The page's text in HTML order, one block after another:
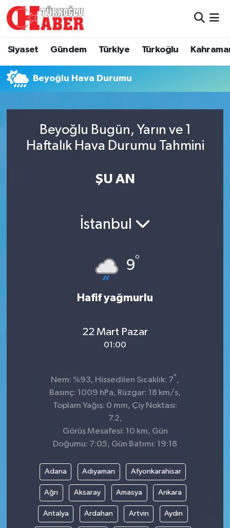
Siyaset Gündem Türkiye Türkoğlu
Beyoğlu Hava Durumu
Beyoğlu Bugün, Yarın ve 1
Haftalık Hava Durumu Tahmini
ŞU AN
İstanbul
9°
Hafif yağmurlu
22 Mart Pazar
01:00
Nem: %93, Hissedilen Sıcaklık: 7° ,
Basınç: 1009 hPa, Rüzgar: 18 km/s,
Toplam Yağış: 0 mm, Çiy Noktası:
7.2,
Görüş Mesafesi: 10 km, Gün
Doğumu: 7:05, Gün Batımı: 19:18
Adana Adıyaman Afyonkarahisar
Ağrı Aksaray Amasya Ankara
Antalya Ardahan Artvin Aydın
Gündem
Türkiye
Kahramanmaraş
Hava Durumu
Namaz Vakitleri
Süper Lig Puan Durumu ve Fikstür